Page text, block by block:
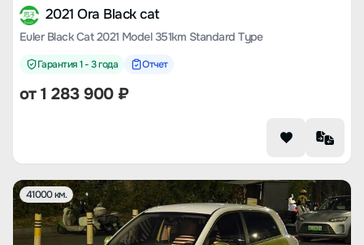
2021 Ora Black cat
Euler Black Cat 2021 Model 351km Standard Type
Гарантия 1 - 3 года Отчет
от1 283 900₽
41000 км.